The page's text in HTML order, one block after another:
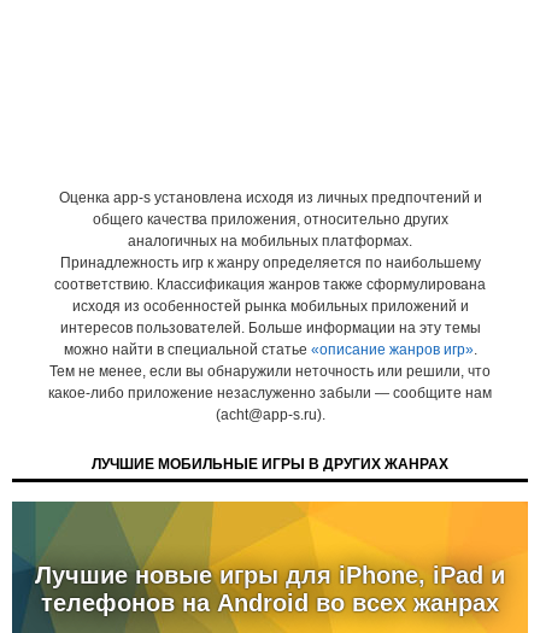
Оценка app-s установлена исходя из личных предпочтений и
общего качества приложения, относительно других
аналогичных на мобильных платформах.
Принадлежность игр к жанру определяется по наибольшему
соответствию. Классификация жанров также сформулирована
исходя из особенностей рынка мобильных приложений и
интересов пользователей. Больше информации на эту темы
можно найти в специальной статье «описание жанров игр».
Тем не менее, если вы обнаружили неточность или решили, что
какое-либо приложение незаслуженно забыли — сообщите нам
(acht@app-s.ru).
ЛУЧШИЕ МОБИЛЬНЫЕ ИГРЫ В ДРУГИХ ЖАНРАХ
Лучшие новые игры для iPhone, iPad и
телефонов на Android во всех жанрах